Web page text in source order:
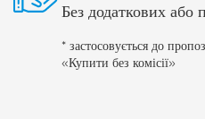
Без додаткових або
* застосовується до
«Купити без комісії»